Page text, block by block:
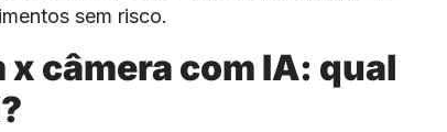
sem risco.
x câmera com IA: qual